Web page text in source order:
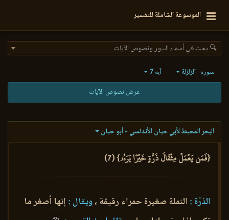
الموسوعة الشاملة للتفسير
🔍 بحث في أسماء السور ونصوص الآيات
سورة الزلزلة آية 7
عرض نصوص الآيات
البحر المحيط لأبي حيان الأندلسي - أبو حيان
{فَمَن يَعۡمَلۡ مِثۡقَالَ ذَرَّةٍ خَيۡرٗا يَرَهُۥ} (7)
الذرّة : النملة صغيرة حمراء رقيقة ،ويقال :إنها أصغر ما